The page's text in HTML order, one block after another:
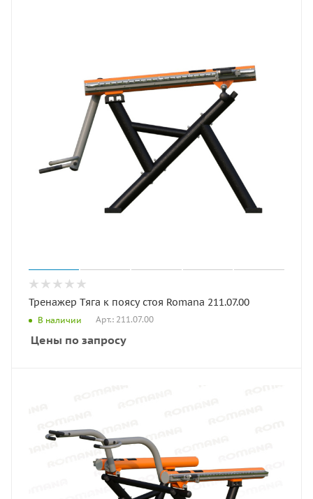
Тренажер Тяга к поясу стоя Romana 211.07.00
В наличии Арт.: 211.07.00
Цены по запросу